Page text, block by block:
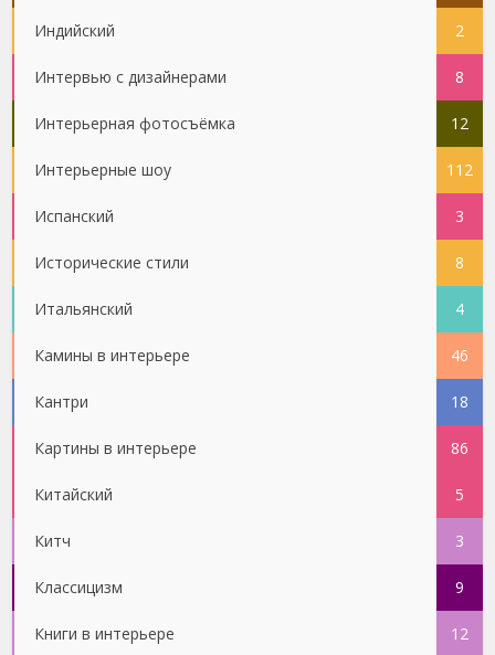
Индийский 2
Интервью с дизайнерами 8
Интерьерная фотосъёмка 12
Интерьерные шоу 112
Испанский 3
Исторические стили 8
Итальянский 4
Камины в интерьере 46
Кантри 18
Картины в интерьере 86
Китайский 5
Китч 3
Классицизм 9
Книги в интерьере 12